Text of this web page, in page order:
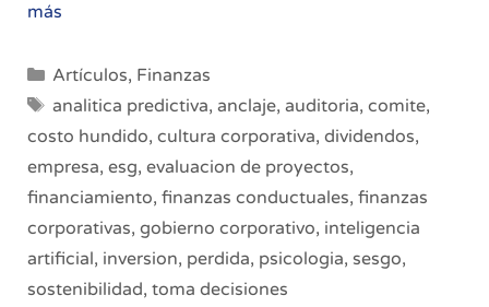
más
en
Toma
de
Decisiones
Corporativas
Categorías
Artículos, Finanzas
Etiquetas
analitica predictiva, anclaje, auditoria, comite,
costo hundido, cultura corporativa, dividendos,
empresa, esg, evaluacion de proyectos,
financiamiento, finanzas conductuales, finanzas
corporativas, gobierno corporativo, inteligencia
artificial, inversion, perdida, psicologia, sesgo,
sostenibilidad, toma decisiones